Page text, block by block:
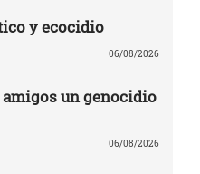
y ecocidio
06/08/2026
un genocidio
06/08/2026